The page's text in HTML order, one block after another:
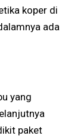
koper di
ada
yang
paket